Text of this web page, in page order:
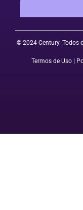
© 2024 Century. Todos
Termos de Uso
|